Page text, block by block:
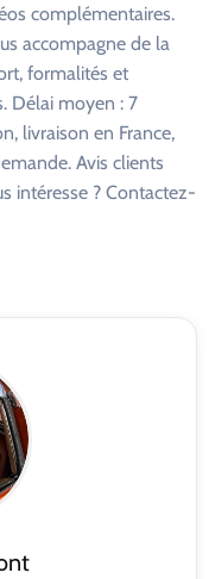
complémentaires.
accompagne de la
formalités et
Délai moyen : 7
livraison en France,
Avis clients
intéresse ? Contactez-